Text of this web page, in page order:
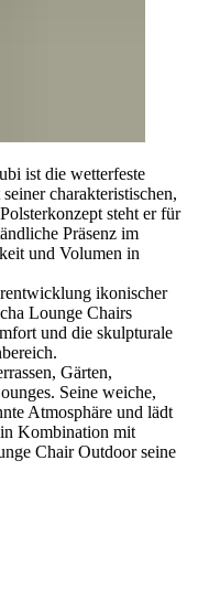
ist die wetterfeste
charakteristischen,
steht er für
Präsenz im
und Volumen in
ikonischer
Lounge Chairs
und die skulpturale
Gärten,
Seine weiche,
Atmosphäre und lädt
Kombination mit
Chair Outdoor seine